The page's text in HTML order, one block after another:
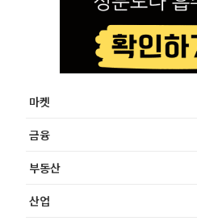
마켓
금융
부동산
산업